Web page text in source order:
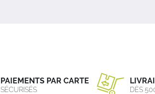
PAIEMENTS PAR CARTE
SÉCURISÉS DÈS